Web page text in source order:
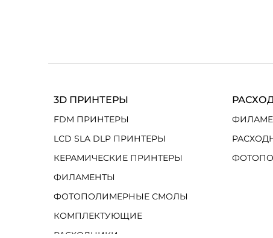
3D ПРИНТЕРЫ
FDM ПРИНТЕРЫ
LCD SLA DLP ПРИНТЕРЫ
КЕРАМИЧЕСКИЕ ПРИНТЕРЫ
ФИЛАМЕНТЫ
ФОТОПОЛИМЕРНЫЕ СМОЛЫ
КОМПЛЕКТУЮЩИЕ
РАСХОДНИКИ